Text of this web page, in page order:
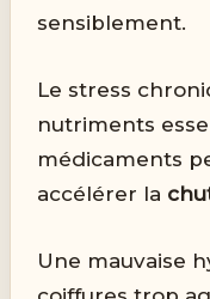
sensiblement.
Le stress
nutriments
médicaments
accélérer la
Une mauvaise